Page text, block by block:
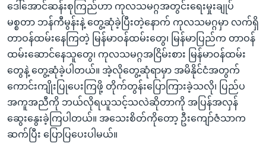
ရန်
ရှာဖွေ
ရန်
နေရာ
သို့
ကျော်
ရန်
ဘာသာစကားများ
ဒေါ်အောင်ဆန်းစုကြည်ဟာ ကုလသမဂ္ဂအတွင်းရေးမှုးချုပ်
မစ္စတာ ဘန်ကီမွန်းနဲ့ တွေ့ဆုံခဲ့ပြီးတဲ့နောက် ကုလသမဂ္ဂမှာ လက်ရှိ
တာဝန်ထမ်းနေကြတဲ့ မြန်မာဝန်ထမ်းတွေ၊ မြန်မာပြည်က တာဝန်
ထမ်းဆောင်နေသူတွေ၊ ကုလသမဂ္ဂအငြိမ်းစား မြန်မာဝန်ထမ်း
တွေနဲ့ တွေ့ဆုံခဲ့ပါတယ်။ အဲ့လိုတွေ့ဆုံရာမှာ အမိနိုင်ငံအတွက်
ကောင်းကျိုးပြုပေးကြဖို့ တိုက်တွန်းပြောကြားခဲ့သလို၊ ပြည်ပ
အကူအညီကို ဘယ်လိုရယူသင့်သလဲဆိုတာကို အပြန်အလှန်
ဆွေးနွေးခဲ့ကြပါတယ်။ အသေးစိတ်ကိုတော့ ဦးကျော်ဇံသာက
ဆက်ပြီး ပြောပြပေးပါမယ်။